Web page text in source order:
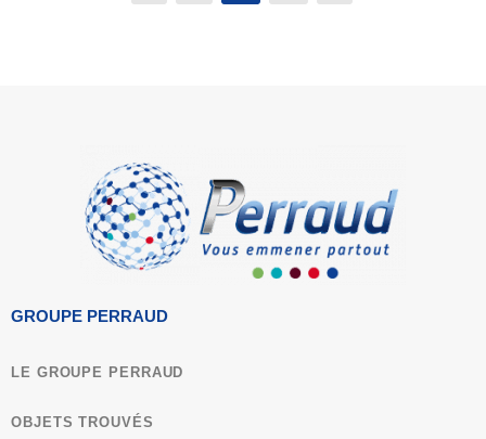
GROUPE PERRAUD
LE GROUPE PERRAUD
OBJETS TROUVÉS